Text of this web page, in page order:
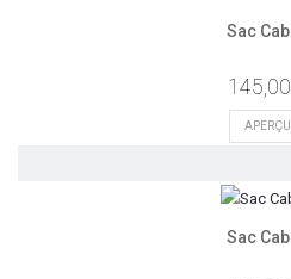
Sac
APERÇU
Sac